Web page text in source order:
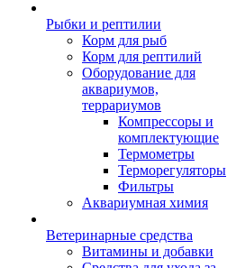
Рыбки и рептилии
Корм для рыб
Корм для рептилий
Оборудование для
аквариумов,
террариумов
Компрессоры и
комплектующие
Термометры
Терморегуляторы
Фильтры
Аквариумная химия
Ветеринарные средства
Витамины и добавки